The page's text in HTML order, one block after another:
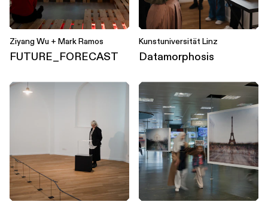
FUTURE_FORECAST
Ziyang Wu + Mark Ramos
Datamorphosis
Kunstuniversität Linz